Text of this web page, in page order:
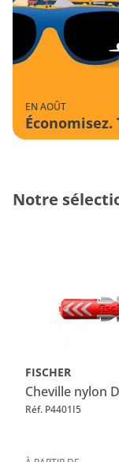
EN AOÛT
Notre
FISCHER
Cheville nylon
Réf. P4401I5